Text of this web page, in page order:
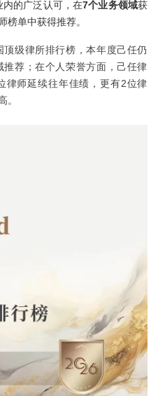
内的广泛认可，在7个业务领域获
榜单中获得推荐。
级律所排行榜，本年度己任仍
荐；在个人荣誉方面，己任律
律师延续往年佳绩，更有2位律
。